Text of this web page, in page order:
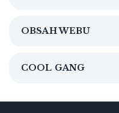
OBSAH WEBU
COOL GANG